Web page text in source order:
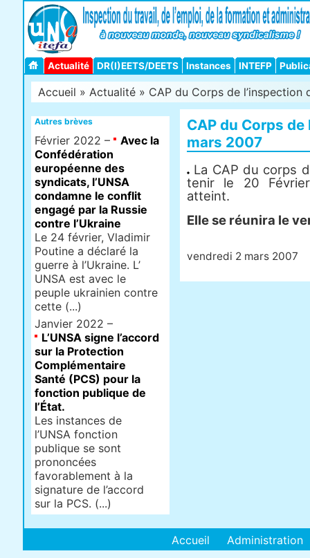
Actualité DR(I)EETS/DEETS Instances INTEFP
Accueil » Actualité » CAP du Corps de l’inspection
CAP du Corps
mars 2007
La CAP du corps
tenir le 20
atteint.
Elle se réunira le
vendredi 2 mars 2007
Autres brèves
Février 2022 –
Avec la
Confédération
européenne des
syndicats, l’UNSA
condamne le conflit
engagé par la Russie
contre l’Ukraine
Le 24 février, Vladimir
Poutine a déclaré la
guerre à l’Ukraine. L’
UNSA est avec le
peuple ukrainien contre
cette (...)
Janvier 2022 –
L’UNSA signe l’accord
sur la Protection
Complémentaire
Santé (PCS) pour la
fonction publique de
l’État.
Les instances de
l’UNSA fonction
publique se sont
prononcées
favorablement à la
signature de l’accord
sur la PCS. (...)
Accueil Administration